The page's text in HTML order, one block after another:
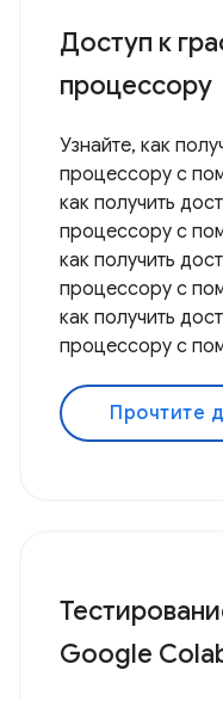
Доступ к
процессору
Узнайте, как
процессору с
как получить
процессору с
как получить
процессору с
как получить
процессору с
Прочтите
Google